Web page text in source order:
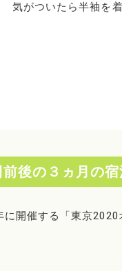
気がついたら半袖を
後の３ヵ月の
開催する「東京